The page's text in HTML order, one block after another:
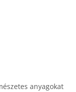
anyagokat